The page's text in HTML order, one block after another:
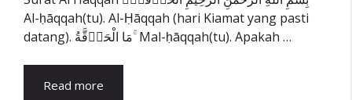
Al-ḥāqqah(tu). Al-Ḥāqqah (hari Kiamat yang pasti
datang). مَا الْحَاۤقَّةُ ۚ Mal-ḥāqqah(tu). Apakah …
Read more